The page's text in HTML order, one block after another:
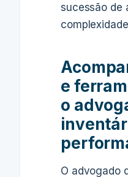
sucessão de
e
o
O advogado